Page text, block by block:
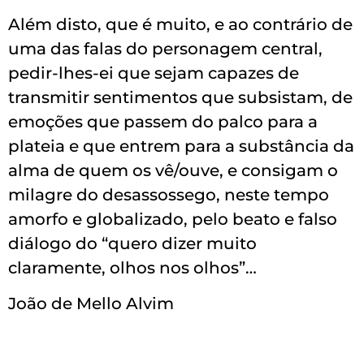
Além disto, que é muito, e ao contrário de
uma das falas do personagem central,
pedir-lhes-ei que sejam capazes de
transmitir sentimentos que subsistam, de
emoções que passem do palco para a
plateia e que entrem para a substância da
alma de quem os vê/ouve, e consigam o
milagre do desassossego, neste tempo
amorfo e globalizado, pelo beato e falso
diálogo do “quero dizer muito
claramente, olhos nos olhos”…
João de Mello Alvim